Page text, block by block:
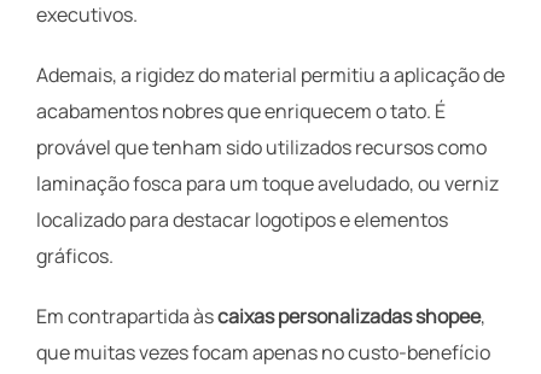
executivos.
Ademais, a rigidez do material permitiu a aplicação de
acabamentos nobres que enriquecem o tato. É
provável que tenham sido utilizados recursos como
laminação fosca para um toque aveludado, ou verniz
localizado para destacar logotipos e elementos
gráficos.
Em contrapartida àscaixas personalizadas shopee,
que muitas vezes focam apenas no custo-benefício